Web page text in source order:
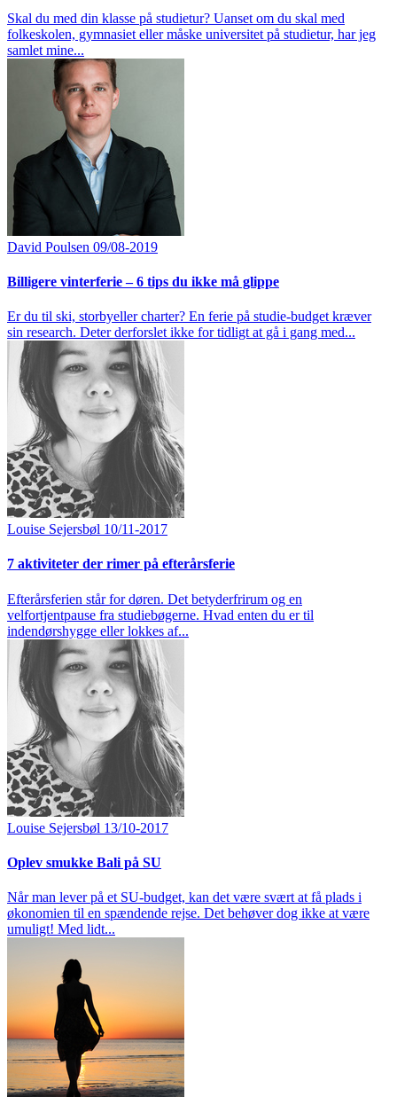
Skal du med din klasse på studietur? Uanset om du skal med
folkeskolen, gymnasiet eller måske universitet på studietur, har jeg
samlet mine...
David Poulsen 09/08-2019
Billigere vinterferie – 6 tips du ikke må glippe
Er du til ski, storbyeller charter? En ferie på studie-budget kræver
sin research. Deter derforslet ikke for tidligt at gå i gang med...
Louise Sejersbøl 10/11-2017
7 aktiviteter der rimer på efterårsferie
Efterårsferien står for døren. Det betyderfrirum og en
velfortjentpause fra studiebøgerne. Hvad enten du er til
indendørshygge eller lokkes af...
Louise Sejersbøl 13/10-2017
Oplev smukke Bali på SU
Når man lever på et SU-budget, kan det være svært at få plads i
økonomien til en spændende rejse. Det behøver dog ikke at være
umuligt! Med lidt...